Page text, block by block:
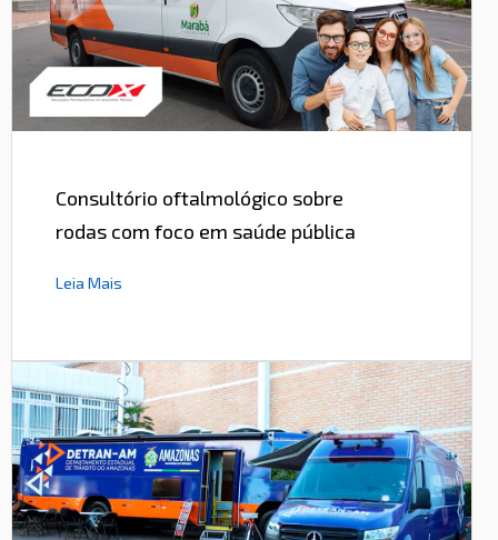
Consultório oftalmológico sobre
rodas com foco em saúde pública
Leia Mais